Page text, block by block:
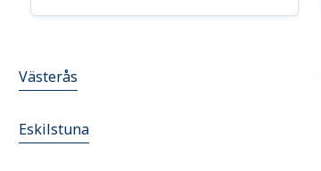
Västerås
Eskilstuna